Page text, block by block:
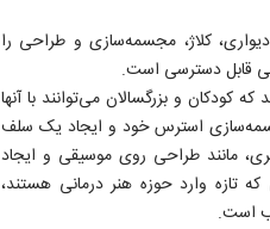
کلاژ، مجسمه‌سازی و طراحی را
قابل دسترسی است.
کودکان و بزرگسالان می‌توانند با آنها
مجسمه‌سازی استرس خود و ایجاد یک سلف
مانند طراحی روی موسیقی و ایجاد
تازه وارد حوزه هنر درمانی هستند،
است.